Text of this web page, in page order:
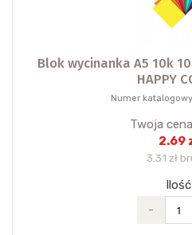
Blok wycinanka A5 10k
HAPPY
Numer
Twoja
2.69
3.31 zł
Ilość
-